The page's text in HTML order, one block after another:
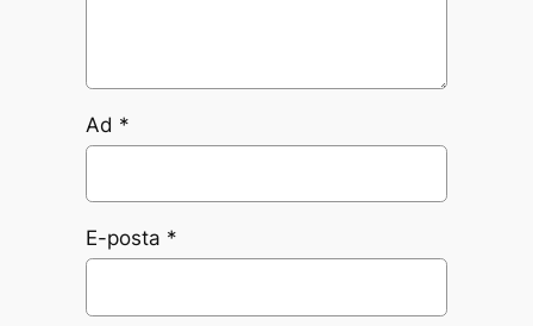
Ad *
E-posta *